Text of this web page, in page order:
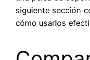
siguiente sección
cómo usarlos